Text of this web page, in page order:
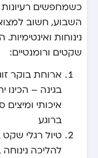
כשמחפשים רעיונות
השבוע, חשוב
נינוחות
שקטים ורומנטיים:
ארוחת בוקר
בגינה –
איכותי
ברוגע
טיול רגלי
להליכה